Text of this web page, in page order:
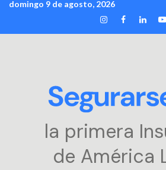
Skip
content
domingo 9 de agosto, 2026
INSTAGRAM
la primera
de América